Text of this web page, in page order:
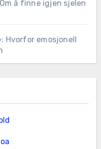
å finne igjen sjelen
Hvorfor emosjonell